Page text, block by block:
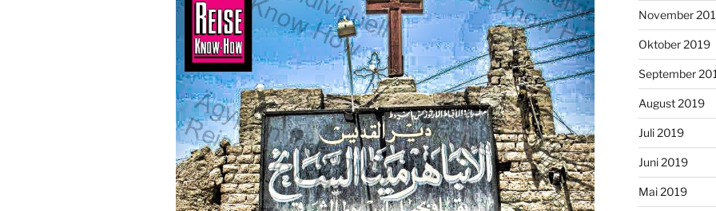
November
Oktober 2019
September
August 2019
Juli 2019
Juni 2019
Mai 2019